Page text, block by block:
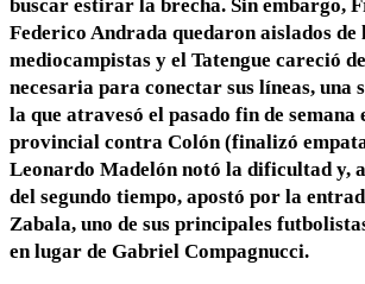
buscar estirar la brecha. Sin embargo,
Federico Andrada quedaron aislados de
mediocampistas y el Tatengue careció
necesaria para conectar sus líneas, una
la que atravesó el pasado fin de semana
provincial contra Colón (finalizó
Leonardo Madelón notó la dificultad y,
del segundo tiempo, apostó por la
Zabala, uno de sus principales
en lugar de Gabriel Compagnucci.